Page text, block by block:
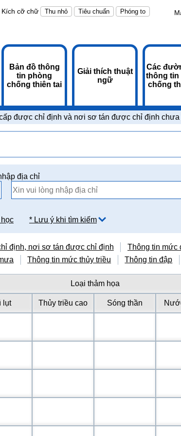
Kích cỡ chữ Thu nhỏ Tiêu chuẩn Phóng to
Bản đồ thông
tin phòng
chống thiên tai
Giải thích thuật
ngữ
Các
thông tin
chống
được chỉ định và nơi sơ tán được chỉ định
địa chỉ
* Lưu ý khi tìm kiếm
định, nơi sơ tán được chỉ định
Thông tin mức
Thông tin mức thủy triều Thông tin đập
Loại thảm họa
lụt Thủy triều cao Sóng thần